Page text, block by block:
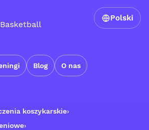
Blog O nas
Polski
koszykarskie›
›